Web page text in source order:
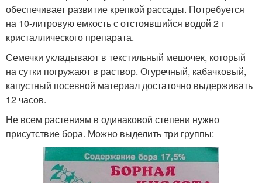
обеспечивает развитие крепкой рассады. Потребуется
на 10-литровую емкость с отстоявшийся водой 2 г
кристаллического препарата.
Семечки укладывают в текстильный мешочек, который
на сутки погружают в раствор. Огуречный, кабачковый,
капустный посевной материал достаточно выдерживать
12 часов.
Не всем растениям в одинаковой степени нужно
присутствие бора. Можно выделить три группы: